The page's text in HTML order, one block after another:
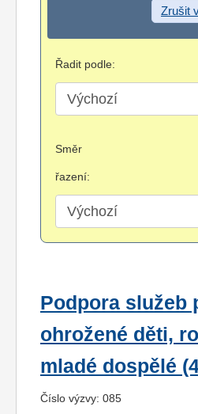
Zrušit
Řadit podle:
Směr
řazení:
Podpora služeb
ohrožené děti,
mladé dospělé
Číslo výzvy: 085